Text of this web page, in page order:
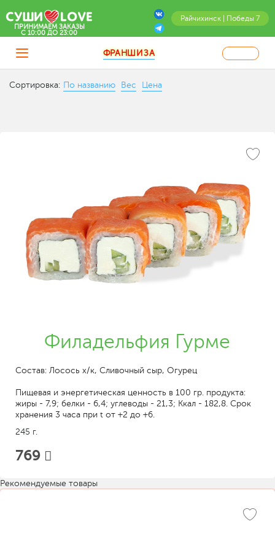
Райчихинск | Победы 7
ПРИНИМАЕМ ЗАКАЗЫ
C 10:00 ДО 23:00
ФРАНШИЗА
Сортировка: По названию Вес Цена
Филадельфия Гурме
Состав: Лосось х/к, Сливочный сыр, Огурец
Пищевая и энергетическая ценность в 100 гр. продукта:
жиры - 7,9; белки - 6,4; углеводы - 21,3; Ккал - 182,8. Срок
хранения 3 часа при t от +2 до +6.
245 г.
769
Рекомендуемые товары